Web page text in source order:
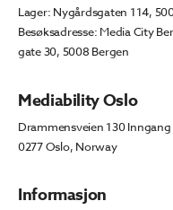
Informasjon
Lager: Nygårdsgaten 114,
Besøksadresse: Media City
gate 30, 5008 Bergen
Mediability Oslo
Drammensveien 130 Inngang
0277 Oslo, Norway